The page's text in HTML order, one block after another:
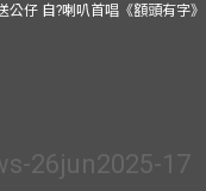
公仔 自?喇叭首唱《額頭有字》